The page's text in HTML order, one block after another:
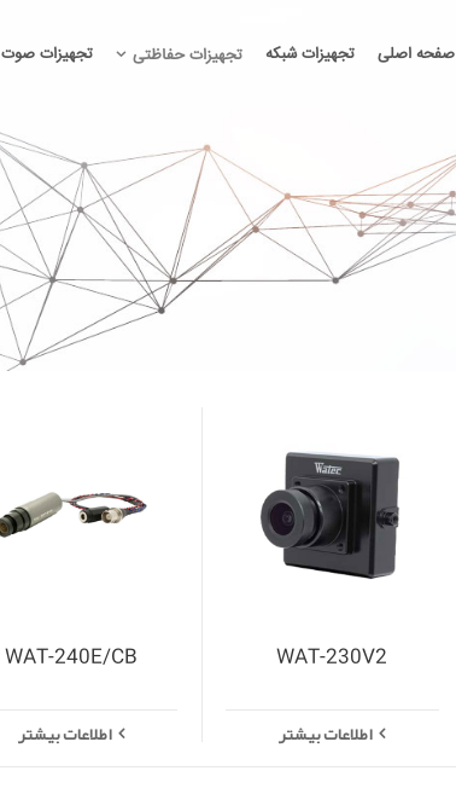
صفحه اصلی تجهیزات شبکه تجهیزات حفاظتی تجهیزات صوت
WAT-230V2
اطلاعات بیشتر
WAT-240E/CB
اطلاعات بیشتر